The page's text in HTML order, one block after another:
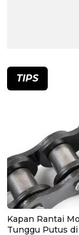
TIPS
Kapan Rantai
Tunggu Putus di